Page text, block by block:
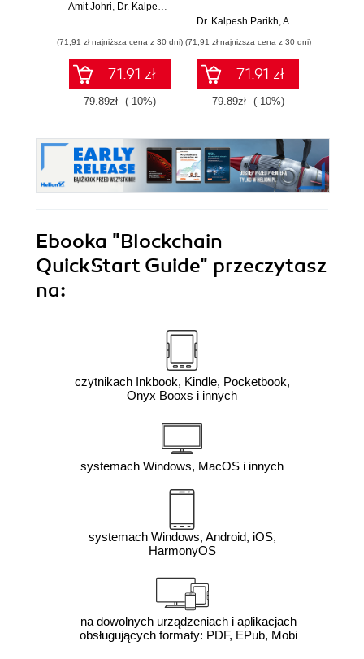
Amit Johri, Dr. Kalpesh Parikh
(71,91 zł najniższa cena z 30 dni)
71.91 zł
79.89zł (-10%)
Dr. Kalpesh Parikh,Amit Johri
(71,91 zł najniższa cena z 30 dni)
71.91 zł
79.89zł (-10%)
Ebooka "Blockchain
QuickStart Guide" przeczytasz
na:
czytnikach Inkbook, Kindle, Pocketbook,
Onyx Booxs i innych
systemach Windows, MacOS i innych
systemach Windows, Android, iOS,
HarmonyOS
na dowolnych urządzeniach i aplikacjach
obsługujących formaty: PDF, EPub, Mobi